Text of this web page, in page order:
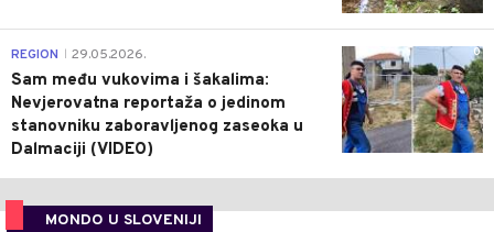
0
REGION 29.05.2026.
Sam među vukovima i šakalima:
Nevjerovatna reportaža o jedinom
stanovniku zaboravljenog zaseoka u
Dalmaciji (VIDEO)
MONDO U SLOVENIJI